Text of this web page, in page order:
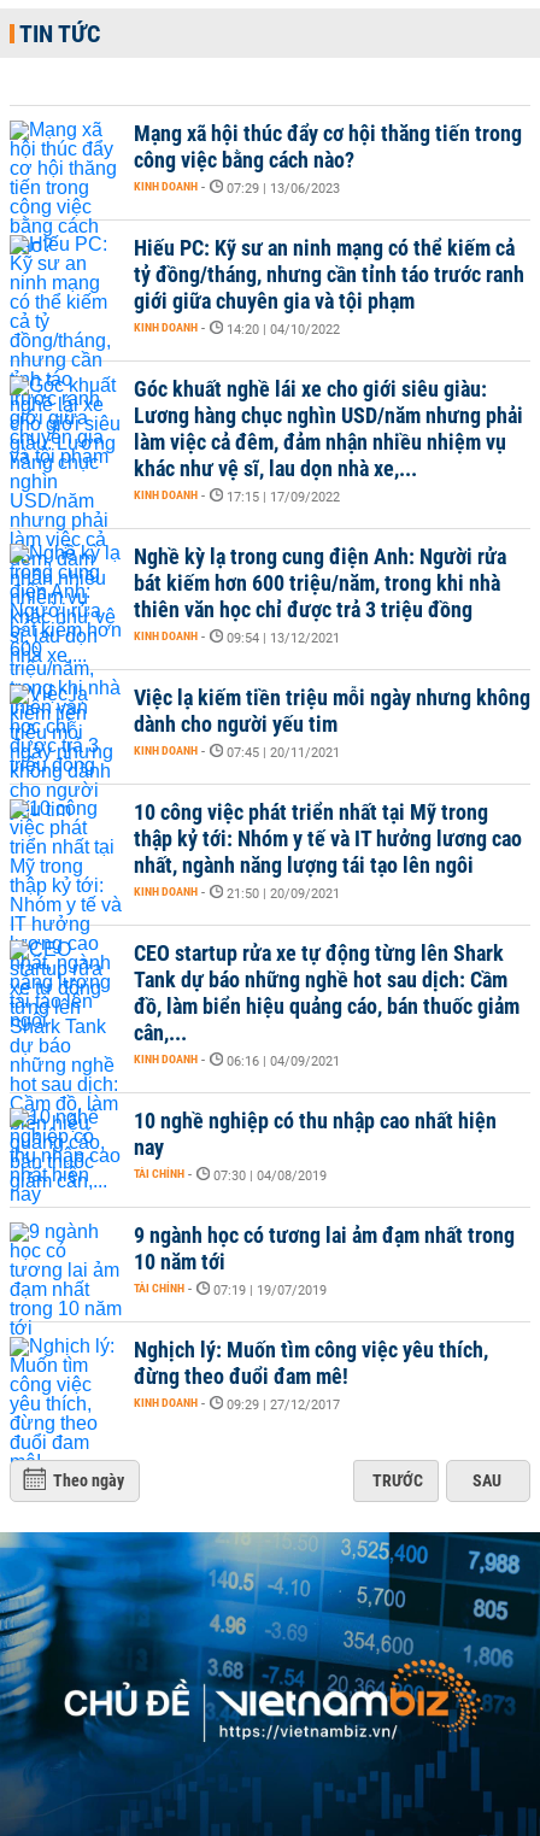
TIN TỨC
Mạng xã hội thúc đẩy cơ hội thăng tiến trong
công việc bằng cách nào?
KINH DOANH - 07:29 | 13/06/2023
Hiếu PC: Kỹ sư an ninh mạng có thể kiếm cả
tỷ đồng/tháng, nhưng cần tỉnh táo trước ranh
giới giữa chuyên gia và tội phạm
KINH DOANH - 14:20 | 04/10/2022
Góc khuất nghề lái xe cho giới siêu giàu:
Lương hàng chục nghìn USD/năm nhưng phải
làm việc cả đêm, đảm nhận nhiều nhiệm vụ
khác như vệ sĩ, lau dọn nhà xe,...
KINH DOANH - 17:15 | 17/09/2022
Nghề kỳ lạ trong cung điện Anh: Người rửa
bát kiếm hơn 600 triệu/năm, trong khi nhà
thiên văn học chỉ được trả 3 triệu đồng
KINH DOANH - 09:54 | 13/12/2021
Việc lạ kiếm tiền triệu mỗi ngày nhưng không
dành cho người yếu tim
KINH DOANH - 07:45 | 20/11/2021
10 công việc phát triển nhất tại Mỹ trong
thập kỷ tới: Nhóm y tế và IT hưởng lương cao
nhất, ngành năng lượng tái tạo lên ngôi
KINH DOANH - 21:50 | 20/09/2021
CEO startup rửa xe tự động từng lên Shark
Tank dự báo những nghề hot sau dịch: Cầm
đồ, làm biển hiệu quảng cáo, bán thuốc giảm
cân,...
KINH DOANH - 06:16 | 04/09/2021
10 nghề nghiệp có thu nhập cao nhất hiện
nay
TÀI CHÍNH - 07:30 | 04/08/2019
9 ngành học có tương lai ảm đạm nhất trong
10 năm tới
TÀI CHÍNH - 07:19 | 19/07/2019
Nghịch lý: Muốn tìm công việc yêu thích,
đừng theo đuổi đam mê!
KINH DOANH - 09:29 | 27/12/2017
Theo ngày TRƯỚC SAU